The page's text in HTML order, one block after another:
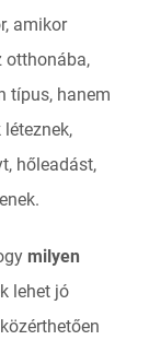
amikor
otthonába,
típus, hanem
hőleadást,
milyen
lehet jó